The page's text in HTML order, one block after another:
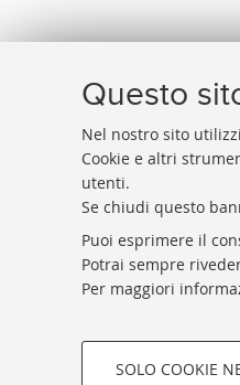
Questo
Nel nostro sito
Cookie e altri
utenti.
Se chiudi questo
Puoi esprimere il
Potrai sempre
Per maggiori
SOLO COOKIE
BIBLIOTECA
Presidente: prof.
Coordinatrice
Responsabile